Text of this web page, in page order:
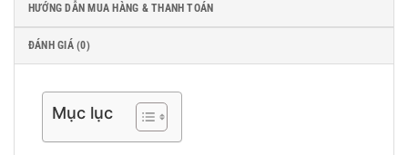
HƯỚNG DẪN MUA HÀNG & THANH TOÁN
ĐÁNH GIÁ (0)
Mục lục